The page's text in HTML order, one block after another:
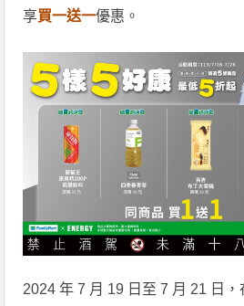
享買一送一優惠。
2024 年 7 月 19 日至 7 月 21 日